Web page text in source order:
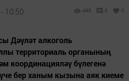
10:50 465 0 0
Дәүләт алкоголь
территориаль органының
координацияләү бүлегенә
бер ханым кызына аяк киеме